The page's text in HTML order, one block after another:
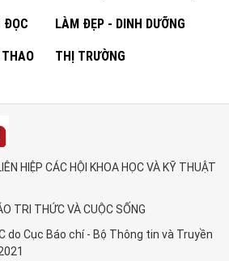
ĐỌC LÀM ĐẸP - DINH DƯỠNG
THỊ TRƯỜNG
HIỆP CÁC HỘI KHOA HỌC VÀ KỸ THUẬT
TRI THỨC VÀ CUỘC SỐNG
do Cục Báo chí - Bộ Thông tin và Truyền